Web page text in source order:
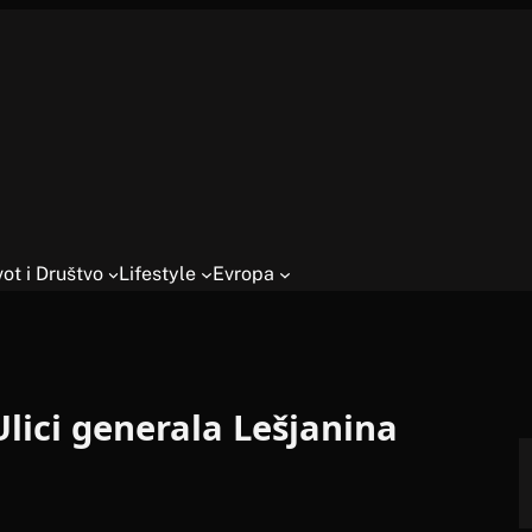
i Društvo Lifestyle Evropa
generala Lešjanina